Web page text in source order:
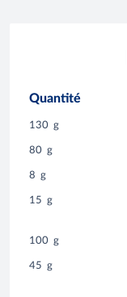
Quantité
130 g
80 g
8 g
15 g
100 g
45 g